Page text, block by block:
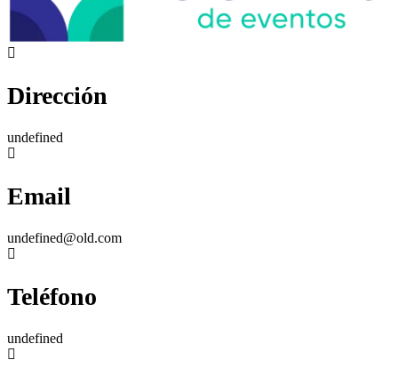
Dirección
undefined
Email
undefined@old.com
Teléfono
undefined